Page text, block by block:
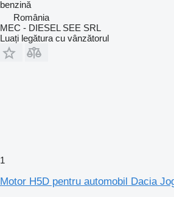
benzină
România
MEC - DIESEL SEE SRL
Luați legătura cu vânzătorul
1
Motor H5D pentru automobil Dacia